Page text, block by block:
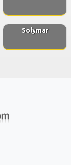
Solymar